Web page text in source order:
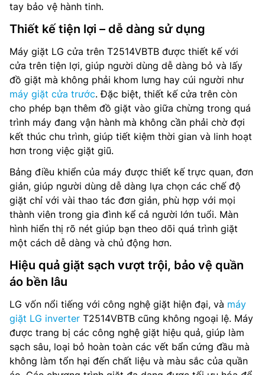
tay bảo vệ hành tinh.
Thiết kế tiện lợi – dễ dàng sử dụng
Máy giặt LG cửa trên T2514VBTB được thiết kế với
cửa trên tiện lợi, giúp người dùng dễ dàng bỏ và lấy
đồ giặt mà không phải khom lưng hay cúi người như
máy giặt cửa trước. Đặc biệt, thiết kế cửa trên còn
cho phép bạn thêm đồ giặt vào giữa chừng trong quá
trình máy đang vận hành mà không cần phải chờ đợi
kết thúc chu trình, giúp tiết kiệm thời gian và linh hoạt
hơn trong việc giặt giũ.
Bảng điều khiển của máy được thiết kế trực quan, đơn
giản, giúp người dùng dễ dàng lựa chọn các chế độ
giặt chỉ với vài thao tác đơn giản, phù hợp với mọi
thành viên trong gia đình kể cả người lớn tuổi. Màn
hình hiển thị rõ nét giúp bạn theo dõi quá trình giặt
một cách dễ dàng và chủ động hơn.
Hiệu quả giặt sạch vượt trội, bảo vệ quần
áo bền lâu
LG vốn nổi tiếng với công nghệ giặt hiện đại, và máy
giặt LG inverter T2514VBTB cũng không ngoại lệ. Máy
được trang bị các công nghệ giặt hiệu quả, giúp làm
sạch sâu, loại bỏ hoàn toàn các vết bẩn cứng đầu mà
không làm tổn hại đến chất liệu và màu sắc của quần